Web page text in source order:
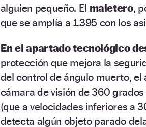
alguien pequeño. El maletero,
que se amplía a 1.395 con los
En el apartado tecnológico
protección que mejora la
del control de ángulo muerto,
cámara de visión de 360
(que a velocidades inferiores a
detecta algún objeto parado